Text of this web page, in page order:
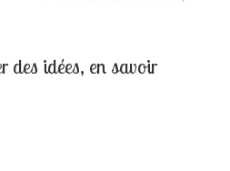
des idées, en savoir